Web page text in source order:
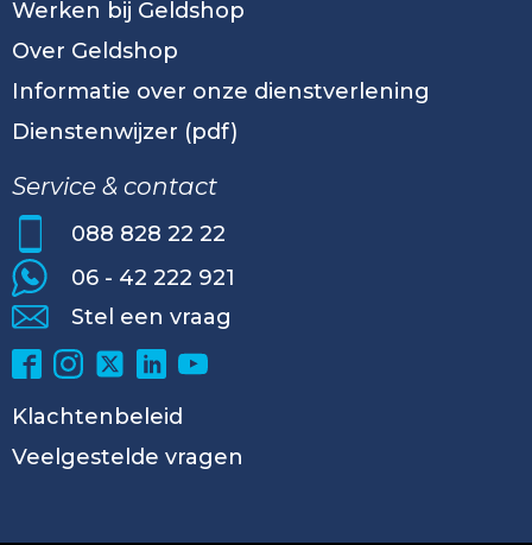
Werken bij Geldshop
Over Geldshop
Informatie over onze dienstverlening
Dienstenwijzer (pdf)
Service & contact
088 828 22 22
06 - 42 222 921
Stel een vraag
Klachtenbeleid
Veelgestelde vragen